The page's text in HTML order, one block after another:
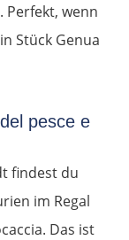
Perfekt, wenn
Stück Genua
pesce e
findest du
im Regal
Das ist